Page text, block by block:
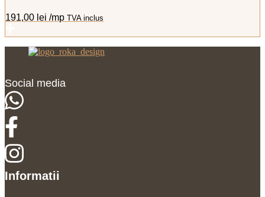
191,00 lei /mp TVA inclus
Social media
Informatii